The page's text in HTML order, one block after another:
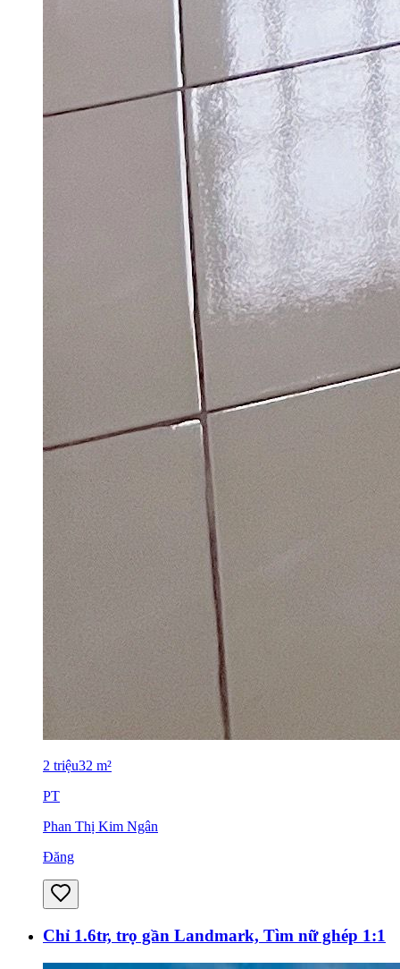
2 triệu32 m²
PT
Phan Thị Kim Ngân
Đăng
Chỉ 1.6tr, trọ gần Landmark, Tìm nữ ghép 1:1